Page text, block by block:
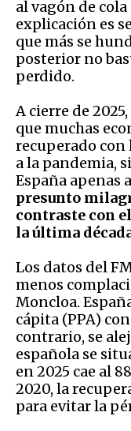
al vagón de
explicación es
que más se
posterior no
perdido.
A cierre de
que muchas
recuperado con
a la pandemia,
España apenas
presunto
contraste con
la última
Los datos del
menos
Moncloa.
cápita (PPA)
contrario, se
española se
en 2025 cae al
2020, la
para evitar la